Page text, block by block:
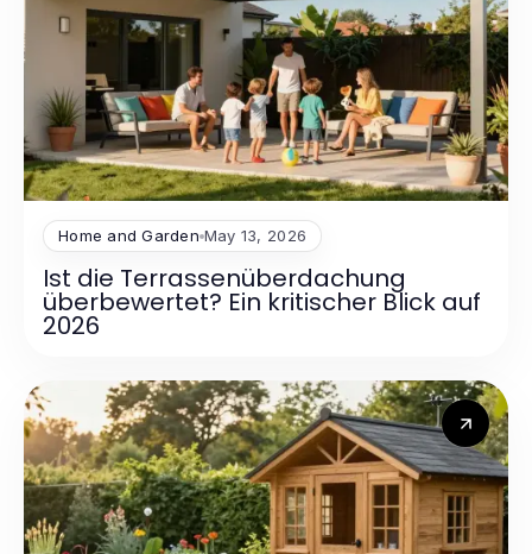
Home and Garden May 13, 2026
Ist die Terrassenüberdachung
überbewertet? Ein kritischer Blick auf
2026